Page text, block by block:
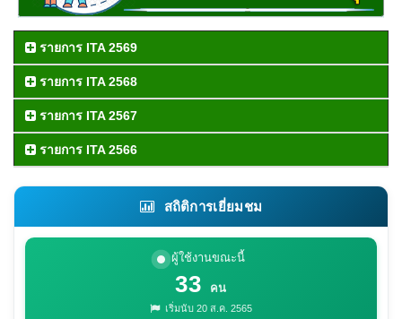
รายการ ITA 2569
รายการ ITA 2568
รายการ ITA 2567
รายการ ITA 2566
สถิติการเยี่ยมชม
ผู้ใช้งานขณะนี้
33 คน
เริ่มนับ 20 ส.ค. 2565